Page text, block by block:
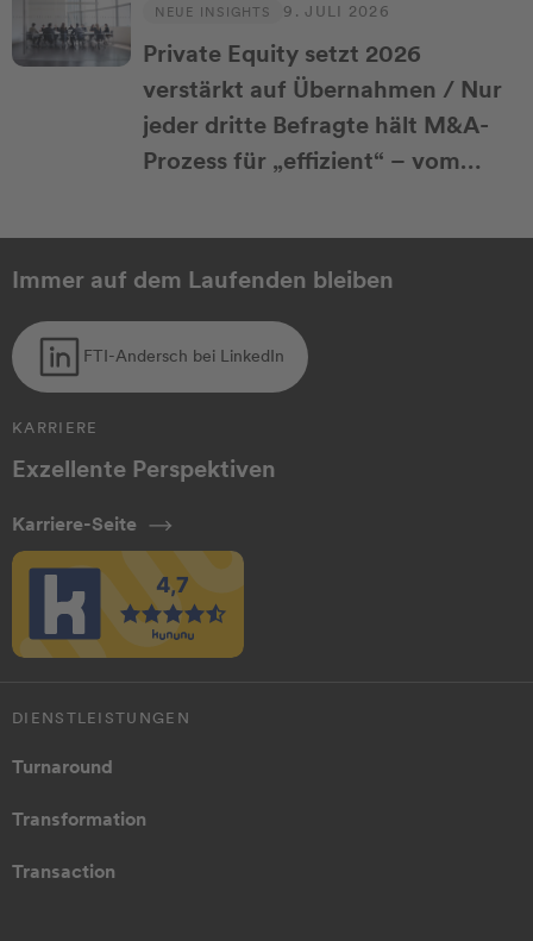
NEUE INSIGHTS 9. JULI 2026
Private Equity setzt 2026
verstärkt auf Übernahmen / Nur
jeder dritte Befragte hält M&A-
Prozess für „effizient“ – vom
Immer auf dem Laufenden bleiben
FTI-Andersch bei LinkedIn
KARRIERE
Exzellente Perspektiven
Karriere-Seite
DIENSTLEISTUNGEN
Turnaround
Transformation
Transaction